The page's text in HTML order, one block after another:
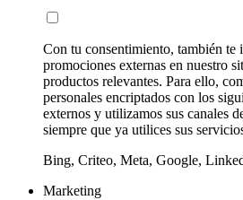
Con tu consentimiento, también te
promociones externas en nuestro
productos relevantes. Para ello,
personales encriptados con los
externos y utilizamos sus canales
siempre que ya utilices sus
Bing, Criteo, Meta, Google,
Marketing